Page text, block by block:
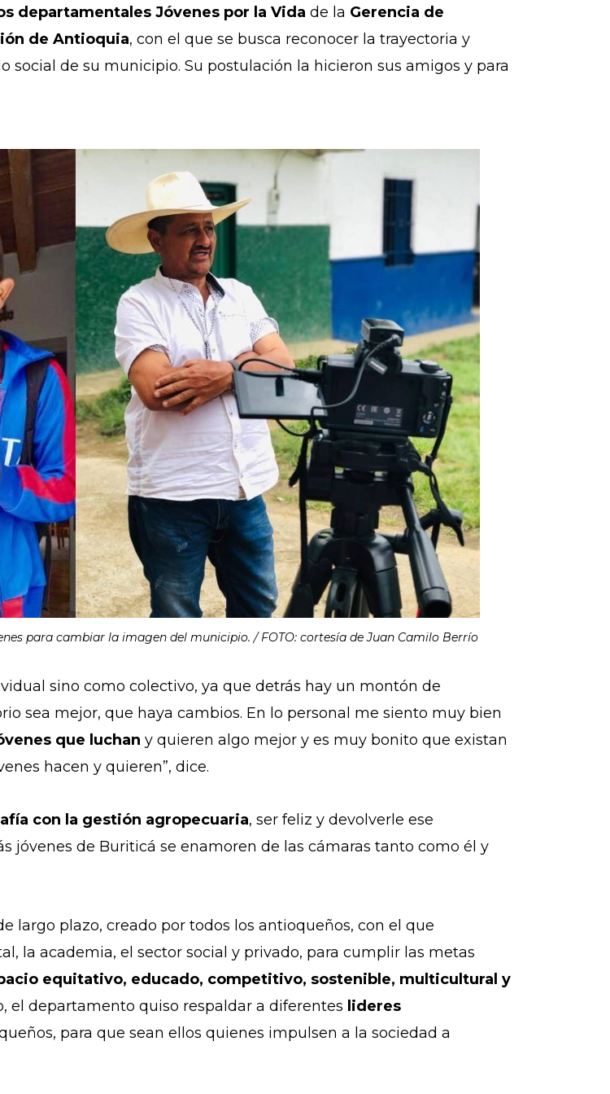
departamentales Jóvenes por la Vida de la Gerencia de
de Antioquia, con el que se busca reconocer la trayectoria y
de su municipio. Su postulación la hicieron sus amigos y para
para cambiar la imagen del municipio. / FOTO: cortesía de Juan Camilo Berrío
sino como colectivo, ya que detrás hay un montón de
sea mejor, que haya cambios. En lo personal me siento muy bien
que luchan y quieren algo mejor y es muy bonito que existan
hacen y quieren”, dice.
con la gestión agropecuaria, ser feliz y devolverle ese
jóvenes de Buriticá se enamoren de las cámaras tanto como él y
largo plazo, creado por todos los antioqueños, con el que
la academia, el sector social y privado, para cumplir las metas
equitativo, educado, competitivo, sostenible, multicultural y
el departamento quiso respaldar a diferentes lideres
para que sean ellos quienes impulsen a la sociedad a